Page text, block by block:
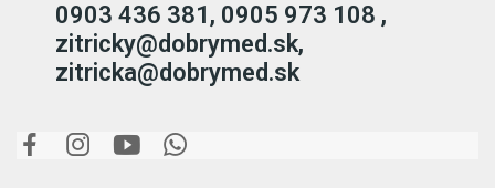
0903 436 381, 0905 973 108 ,
zitricky@dobrymed.sk,
zitricka@dobrymed.sk